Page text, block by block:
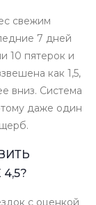
свежим
7 дней
10 пятерок и
как 1,5,
вниз. Система
даже один
с оценкой